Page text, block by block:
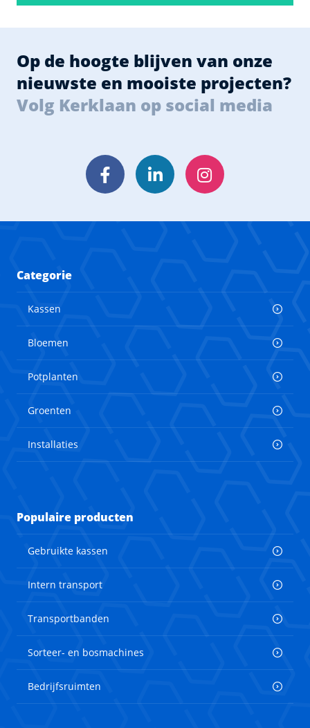
Op de hoogte blijven van onze
nieuwste en mooiste projecten?
Volg Kerklaan op social media
FacebookLinkedInInstagram
Categorie
Kassen
Bloemen
Potplanten
Groenten
Installaties
Populaire producten
Gebruikte kassen
Intern transport
Transportbanden
Sorteer- en bosmachines
Bedrijfsruimten